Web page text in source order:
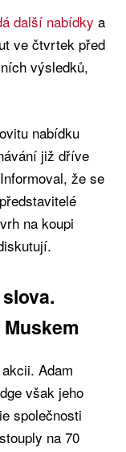
další nabídky a
ve čtvrtek před
výsledků,
nabídku
již dříve
že se
na koupi
Adam
však jeho
společnosti
na 70